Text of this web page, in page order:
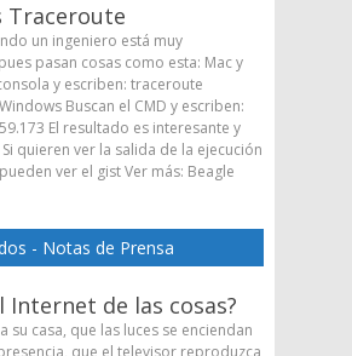
Traceroute
un ingeniero está muy
pasan cosas como esta: Mac y
y escriben: traceroute
Buscan el CMD y escriben:
El resultado es interesante y
quieren ver la salida de la ejecución
ver el gist Ver más: Beagle
- Notas de Prensa
Internet de las cosas?
su casa, que las luces se enciendan
que el televisor reproduzca